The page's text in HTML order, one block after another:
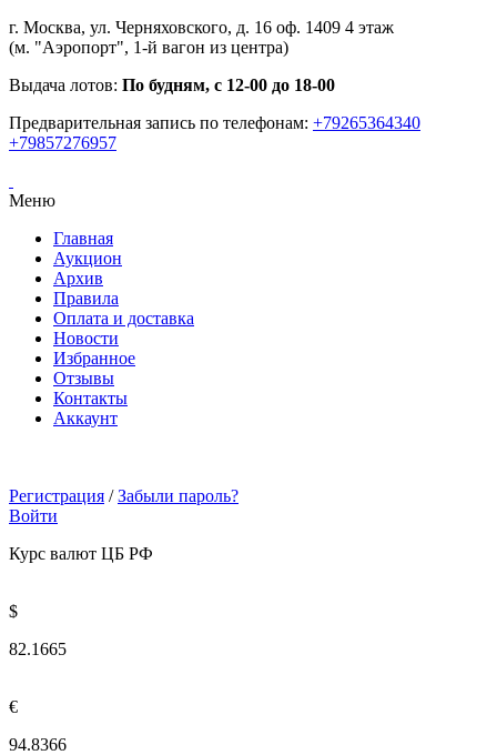
г. Москва, ул. Черняховского, д. 16 оф. 1409 4 этаж
(м. "Аэропорт", 1-й вагон из центра)
Выдача лотов: По будням, с 12-00 до 18-00
Предварительная запись по телефонам: +79265364340
+79857276957
Меню
Главная
Аукцион
Архив
Правила
Оплата и доставка
Новости
Избранное
Отзывы
Контакты
Аккаунт
Регистрация / Забыли пароль?
Войти
Курс валют ЦБ РФ
$
82.1665
€
94.8366